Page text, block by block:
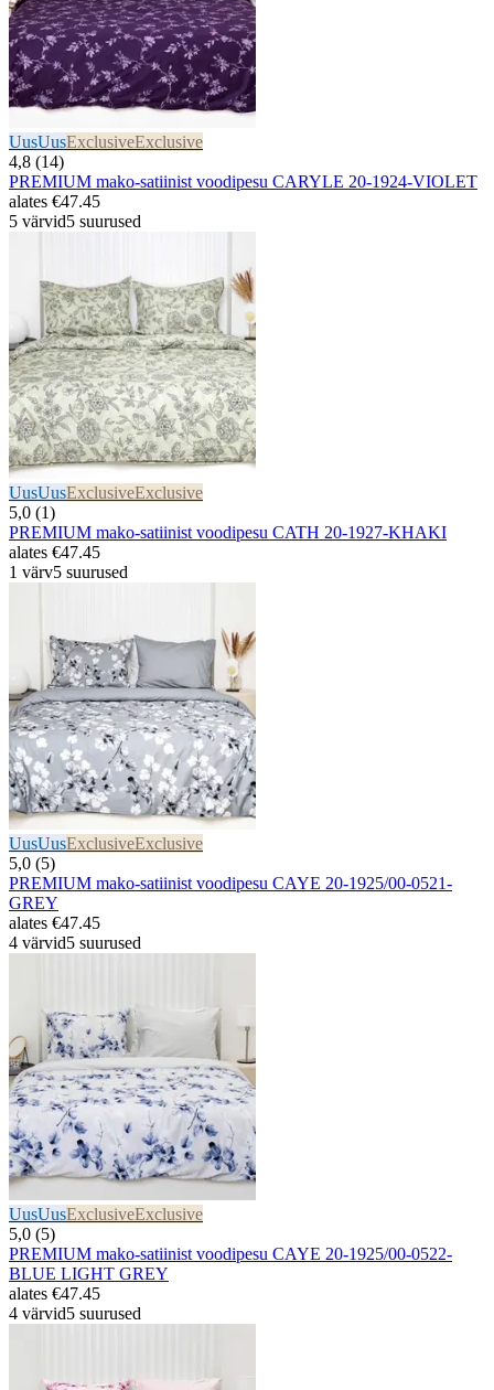
UusUusExclusiveExclusive
4,8 (14)
PREMIUM mako-satiinist voodipesu CARYLE 20-1924-VIOLET
alates €47.45
5 värvid5 suurused
UusUusExclusiveExclusive
5,0 (1)
PREMIUM mako-satiinist voodipesu CATH 20-1927-KHAKI
alates €47.45
1 värv5 suurused
UusUusExclusiveExclusive
5,0 (5)
PREMIUM mako-satiinist voodipesu CAYE 20-1925/00-0521-
GREY
alates €47.45
4 värvid5 suurused
UusUusExclusiveExclusive
5,0 (5)
PREMIUM mako-satiinist voodipesu CAYE 20-1925/00-0522-
BLUE LIGHT GREY
alates €47.45
4 värvid5 suurused